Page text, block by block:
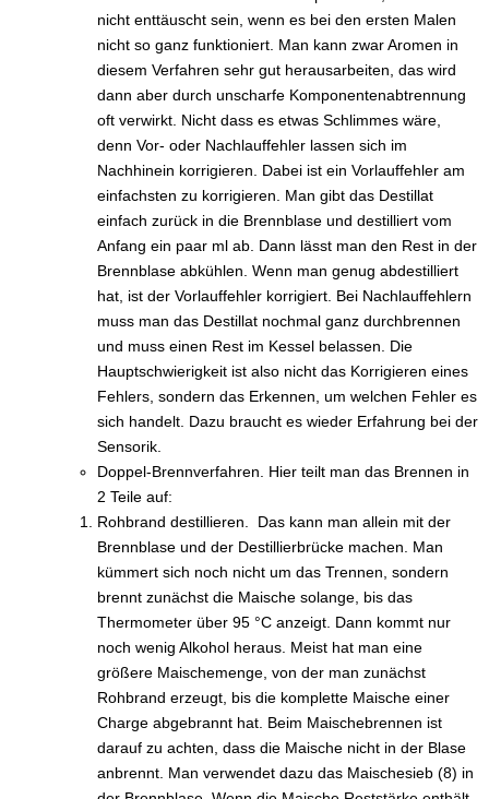
nicht enttäuscht sein, wenn es bei den ersten Malen
nicht so ganz funktioniert. Man kann zwar Aromen in
diesem Verfahren sehr gut herausarbeiten, das wird
dann aber durch unscharfe Komponentenabtrennung
oft verwirkt. Nicht dass es etwas Schlimmes wäre,
denn Vor- oder Nachlauffehler lassen sich im
Nachhinein korrigieren. Dabei ist ein Vorlauffehler am
einfachsten zu korrigieren. Man gibt das Destillat
einfach zurück in die Brennblase und destilliert vom
Anfang ein paar ml ab. Dann lässt man den Rest in der
Brennblase abkühlen. Wenn man genug abdestilliert
hat, ist der Vorlauffehler korrigiert. Bei Nachlauffehlern
muss man das Destillat nochmal ganz durchbrennen
und muss einen Rest im Kessel belassen. Die
Hauptschwierigkeit ist also nicht das Korrigieren eines
Fehlers, sondern das Erkennen, um welchen Fehler es
sich handelt. Dazu braucht es wieder Erfahrung bei der
Sensorik.
Doppel-Brennverfahren. Hier teilt man das Brennen in
2 Teile auf:
Rohbrand destillieren. Das kann man allein mit der
Brennblase und der Destillierbrücke machen. Man
kümmert sich noch nicht um das Trennen, sondern
brennt zunächst die Maische solange, bis das
Thermometer über 95 °C anzeigt. Dann kommt nur
noch wenig Alkohol heraus. Meist hat man eine
größere Maischemenge, von der man zunächst
Rohbrand erzeugt, bis die komplette Maische einer
Charge abgebrannt hat. Beim Maischebrennen ist
darauf zu achten, dass die Maische nicht in der Blase
anbrennt. Man verwendet dazu das Maischesieb (8) in